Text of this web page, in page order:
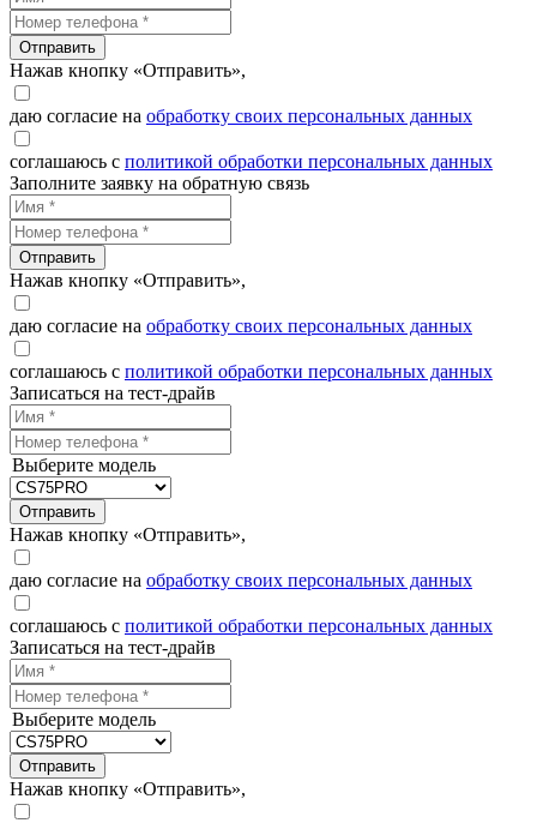
Отправить
Нажав кнопку «Отправить»,
даю согласие на обработку своих персональных данных
соглашаюсь с политикой обработки персональных данных
Заполните заявку на обратную связь
Отправить
Нажав кнопку «Отправить»,
даю согласие на обработку своих персональных данных
соглашаюсь с политикой обработки персональных данных
Записаться на тест-драйв
Выберите модель
Отправить
Нажав кнопку «Отправить»,
даю согласие на обработку своих персональных данных
соглашаюсь с политикой обработки персональных данных
Записаться на тест-драйв
Выберите модель
Отправить
Нажав кнопку «Отправить»,